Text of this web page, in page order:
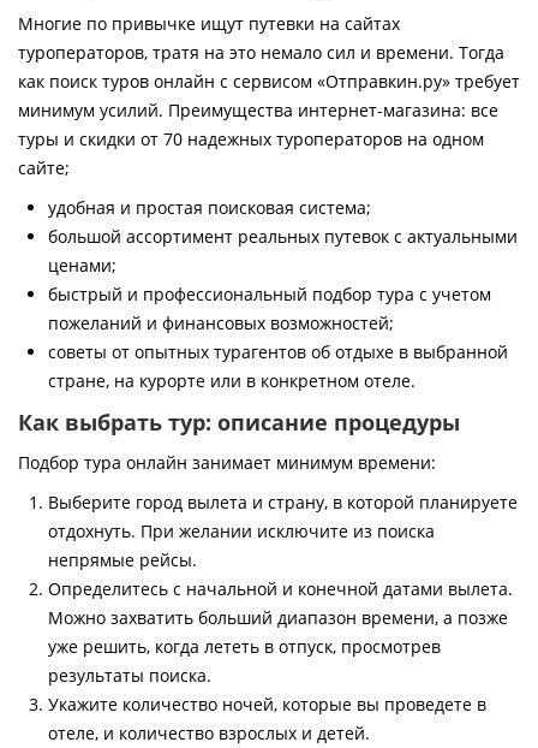
Многие по привычке ищут путевки на сайтах
туроператоров, тратя на это немало сил и времени. Тогда
как поиск туров онлайн с сервисом «Отправкин.ру» требует
минимум усилий. Преимущества интернет-магазина: все
туры и скидки от 70 надежных туроператоров на одном
сайте;
удобная и простая поисковая система;
большой ассортимент реальных путевок с актуальными
ценами;
быстрый и профессиональный подбор тура с учетом
пожеланий и финансовых возможностей;
советы от опытных турагентов об отдыхе в выбранной
стране, на курорте или в конкретном отеле.
Как выбрать тур: описание процедуры
Подбор тура онлайн занимает минимум времени:
Выберите город вылета и страну, в которой планируете
отдохнуть. При желании исключите из поиска
непрямые рейсы.
Определитесь с начальной и конечной датами вылета.
Можно захватить больший диапазон времени, а позже
уже решить, когда лететь в отпуск, просмотрев
результаты поиска.
Укажите количество ночей, которые вы проведете в
отеле, и количество взрослых и детей.